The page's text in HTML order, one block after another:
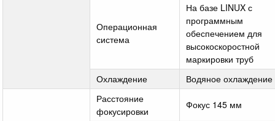
Операционная
система
На базе LINUX с
программным
обеспечением для
высокоскоростной
маркировки труб
Охлаждение
Водяное охлаждение
Расстояние
фокусировки
Фокус 145 мм